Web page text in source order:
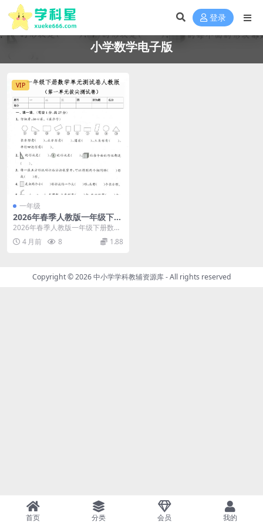
登录
小学数学电子版
VIP
一年级
2026年春季人教版一年级下册
数学第一单元测试卷（共3
套，附参考答案）
2026年春季人教版一年级下册数学
第一单元检测，轻松掌握图形认知
进入2026年...
4 月前 8 1.88
Copyright © 2026中小学学科教辅资源库- All rights reserved
首页 分类 会员 我的